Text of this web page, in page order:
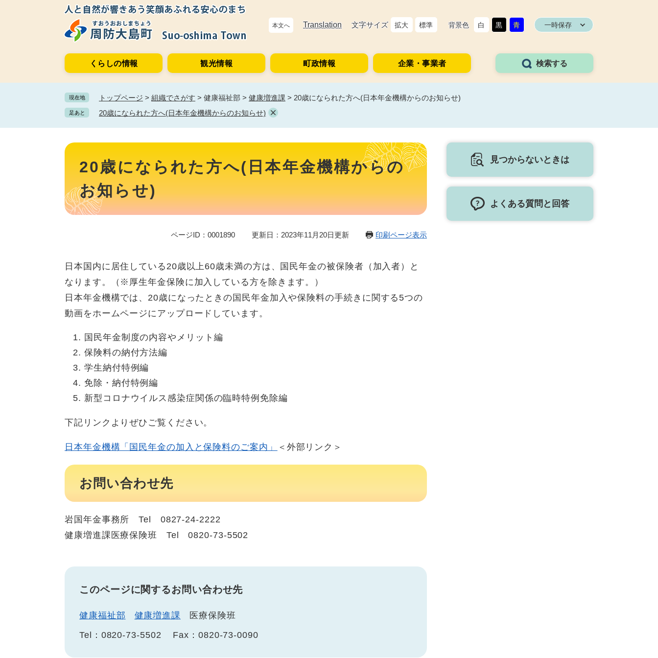
本文へ Translation 文字サイズ 拡大 標準 背景色 白 黒 青 一時保存
くらしの情報 観光情報 町政情報 企業・事業者 検索する
現在地 トップページ > 組織でさがす > 健康福祉部 > 健康増進課 > 20歳になられた方へ(日本年金機構からのお知らせ)
足あと 20歳になられた方へ(日本年金機構からのお知らせ)
本
20歳になられた方へ(日本年金機構からの
お知らせ)
ページID：0001890 更新日：2023年11月20日更新 印刷ページ表示
日本国内に居住している20歳以上60歳未満の方は、国民年金の被保険者（加入者）と
なります。（※厚生年金保険に加入している方を除きます。）
日本年金機構では、20歳になったときの国民年金加入や保険料の手続きに関する5つの
動画をホームページにアップロードしています。
国民年金制度の内容やメリット編
保険料の納付方法編
学生納付特例編
免除・納付特例編
新型コロナウイルス感染症関係の臨時特例免除編
下記リンクよりぜひご覧ください。
日本年金機構「国民年金の加入と保険料のご案内」 ＜外部リンク＞
お問い合わせ先
岩国年金事務所 Tel 0827-24-2222
健康増進課医療保険班 Tel 0820-73-5502
このページに関するお問い合わせ先
健康福祉部 健康増進課
医療保険班
Tel：0820-73-5502
Fax：0820-73-0090
見つからないときは
よくある質問と回答